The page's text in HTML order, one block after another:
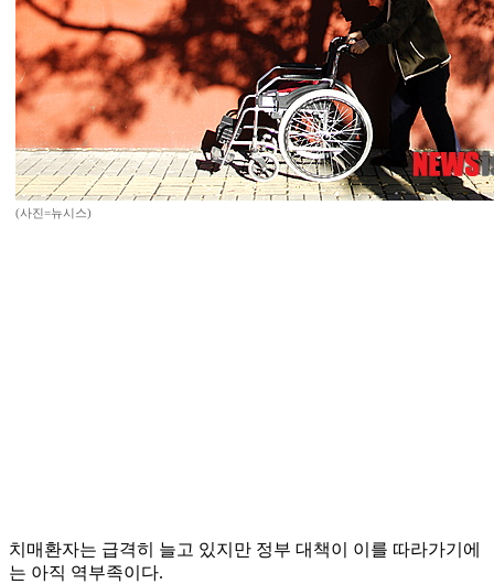
(사진=뉴시스)
치매환자는 급격히 늘고 있지만 정부 대책이 이를 따라가기에
는 아직 역부족이다.